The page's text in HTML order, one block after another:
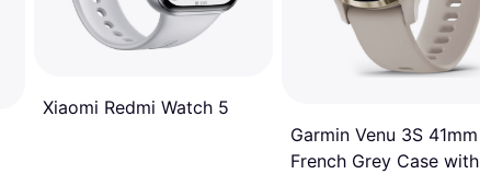
Xiaomi Redmi Watch 5
Garmin Venu 3S 41mm
French Grey Case with